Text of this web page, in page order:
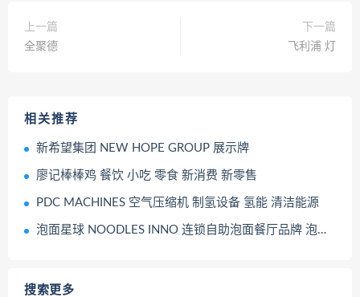
上一篇
全聚德
下一篇
飞利浦 灯
相关推荐
新希望集团 NEW HOPE GROUP 展示牌
廖记棒棒鸡 餐饮 小吃 零食 新消费 新零售
PDC MACHINES 空气压缩机 制氢设备 氢能 清洁能源
泡面星球 NOODLES INNO 连锁自助泡面餐厅品牌 泡面主题便利店
搜索更多